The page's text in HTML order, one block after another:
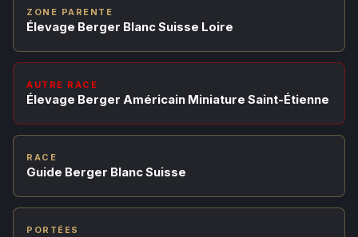
ZONE PARENTE
Élevage Berger Blanc Suisse Loire
AUTRE RACE
Élevage Berger Américain Miniature Saint-Étienne
RACE
Guide Berger Blanc Suisse
PORTÉES